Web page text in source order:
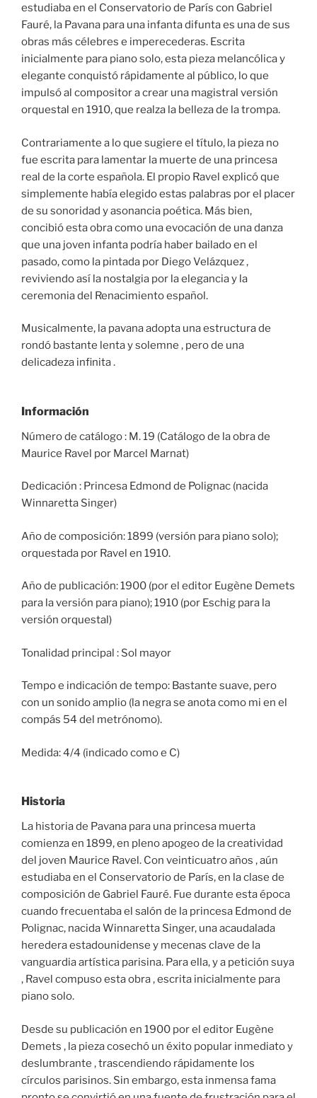
estudiaba en el Conservatorio de París con Gabriel
Fauré, la Pavana para una infanta difunta es una de sus
obras más célebres e imperecederas. Escrita
inicialmente para piano solo, esta pieza melancólica y
elegante conquistó rápidamente al público, lo que
impulsó al compositor a crear una magistral versión
orquestal en 1910, que realza la belleza de la trompa.
Contrariamente a lo que sugiere el título, la pieza no
fue escrita para lamentar la muerte de una princesa
real de la corte española. El propio Ravel explicó que
simplemente había elegido estas palabras por el placer
de su sonoridad y asonancia poética. Más bien,
concibió esta obra como una evocación de una danza
que una joven infanta podría haber bailado en el
pasado, como la pintada por Diego Velázquez ,
reviviendo así la nostalgia por la elegancia y la
ceremonia del Renacimiento español.
Musicalmente, la pavana adopta una estructura de
rondó bastante lenta y solemne , pero de una
delicadeza infinita .
Información
Número de catálogo : M. 19 (Catálogo de la obra de
Maurice Ravel por Marcel Marnat)
Dedicación : Princesa Edmond de Polignac (nacida
Winnaretta Singer)
Año de composición: 1899 (versión para piano solo);
orquestada por Ravel en 1910.
Año de publicación: 1900 (por el editor Eugène Demets
para la versión para piano); 1910 (por Eschig para la
versión orquestal)
Tonalidad principal : Sol mayor
Tempo e indicación de tempo: Bastante suave, pero
con un sonido amplio (la negra se anota como mi en el
compás 54 del metrónomo).
Medida: 4/4 (indicado como e C)
Historia
La historia de Pavana para una princesa muerta
comienza en 1899, en pleno apogeo de la creatividad
del joven Maurice Ravel. Con veinticuatro años , aún
estudiaba en el Conservatorio de París, en la clase de
composición de Gabriel Fauré. Fue durante esta época
cuando frecuentaba el salón de la princesa Edmond de
Polignac, nacida Winnaretta Singer, una acaudalada
heredera estadounidense y mecenas clave de la
vanguardia artística parisina. Para ella, y a petición suya
, Ravel compuso esta obra , escrita inicialmente para
piano solo.
Desde su publicación en 1900 por el editor Eugène
Demets , la pieza cosechó un éxito popular inmediato y
deslumbrante , trascendiendo rápidamente los
círculos parisinos. Sin embargo, esta inmensa fama